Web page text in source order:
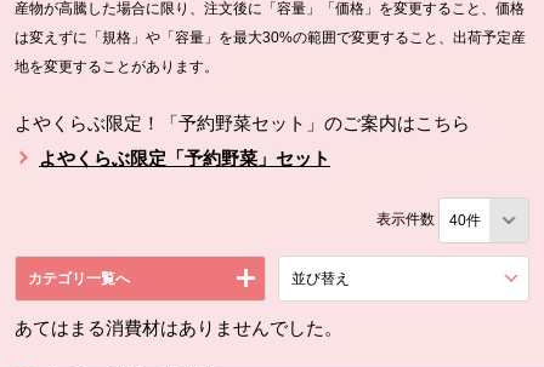
産物が高騰した場合に限り、注文後に「容量」「価格」を変更すること、価格
は変えずに「規格」や「容量」を最大30%の範囲で変更すること、出荷予定産
地を変更することがあります。
よやくらぶ限定！「予約野菜セット」のご案内はこちら
よやくらぶ限定「予約野菜」セット
表示件数
カテゴリ一覧へ 並び替え
あてはまる消費材はありませんでした。